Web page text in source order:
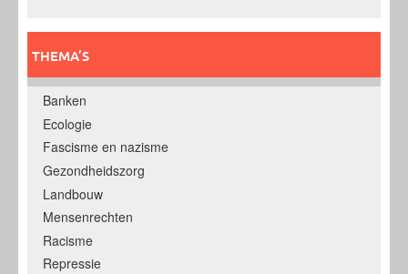
THEMA’S
Banken
Ecologie
Fascisme en nazisme
Gezondheidszorg
Landbouw
Mensenrechten
Racisme
Repressie